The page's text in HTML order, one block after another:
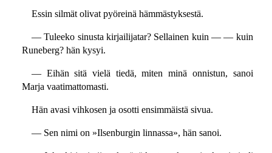
Essin silmät olivat pyöreinä hämmästyksestä.
— Tuleeko sinusta kirjailijatar? Sellainen kuin — — kuin
Runeberg? hän kysyi.
— Eihän sitä vielä tiedä, miten minä onnistun, sanoi
Marja vaatimattomasti.
Hän avasi vihkosen ja osotti ensimmäistä sivua.
— Sen nimi on »Ilsenburgin linnassa», hän sanoi.